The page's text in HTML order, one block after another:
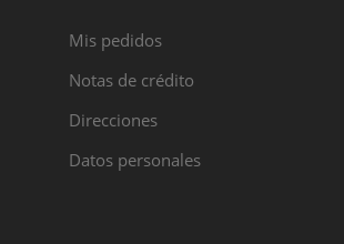
Mis pedidos
Notas de crédito
Direcciones
Datos personales